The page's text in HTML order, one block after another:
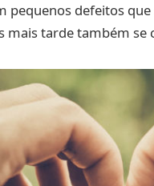
pequenos defeitos
mais tarde também